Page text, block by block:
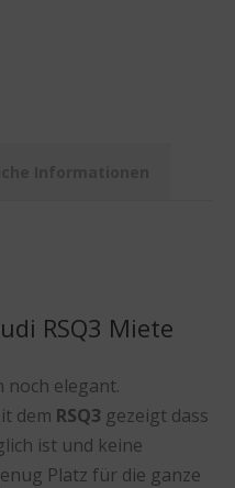
RSQ3 Miete
noch elegant.
dem RSQ3 gezeigt dass
ist und keine
Platz für die ganze